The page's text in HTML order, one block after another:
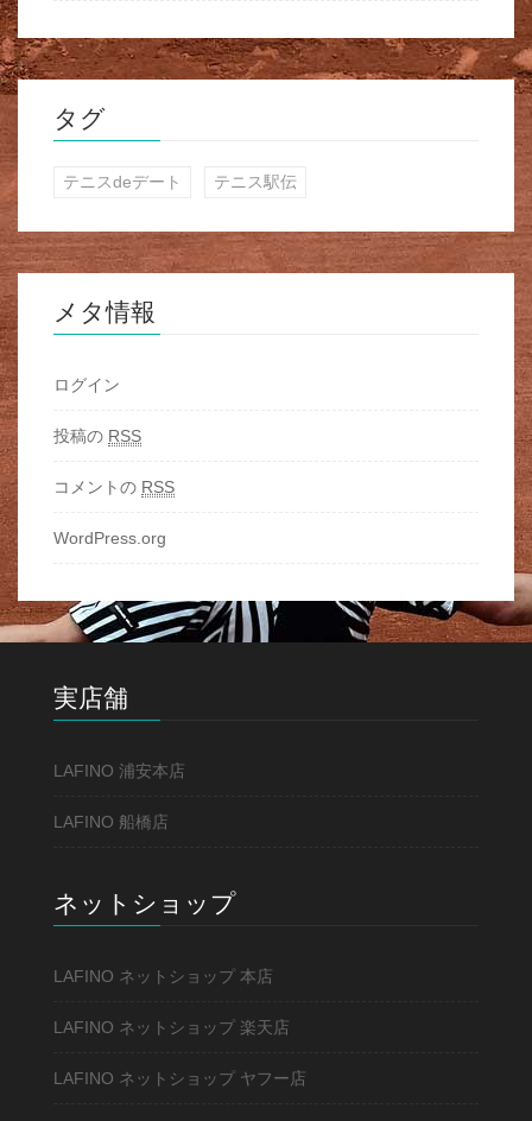
タグ
テニスdeデート テニス駅伝
メタ情報
ログイン
投稿の RSS
コメントの RSS
WordPress.org
実店舗
LAFINO 浦安本店
LAFINO 船橋店
ネットショップ
LAFINO ネットショップ 本店
LAFINO ネットショップ 楽天店
LAFINO ネットショップ ヤフー店